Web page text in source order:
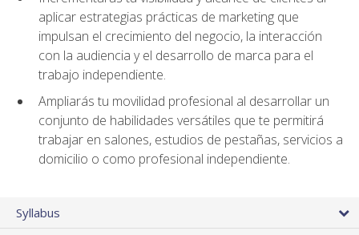
aplicar estrategias prácticas de marketing que
impulsan el crecimiento del negocio, la interacción
con la audiencia y el desarrollo de marca para el
trabajo independiente.
Ampliarás tu movilidad profesional al desarrollar un
conjunto de habilidades versátiles que te permitirá
trabajar en salones, estudios de pestañas, servicios a
domicilio o como profesional independiente.
Syllabus